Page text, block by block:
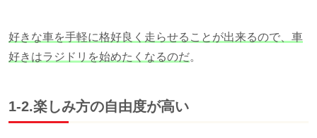
好きな車を手軽に格好良く走らせることが出来るので、車
好きはラジドリを始めたくなるのだ。
1-2.楽しみ方の自由度が高い